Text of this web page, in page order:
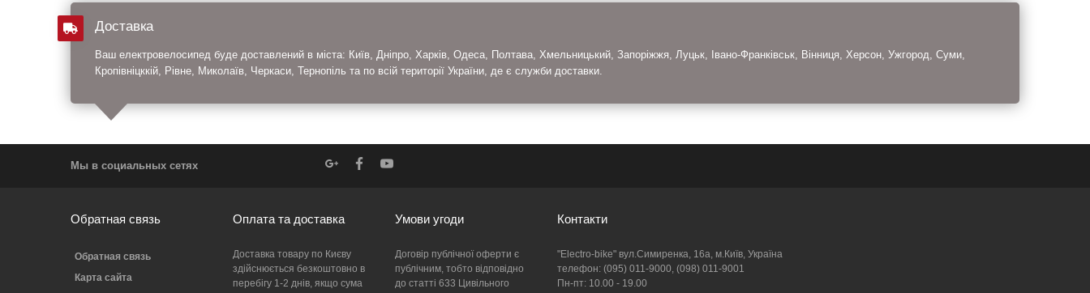
Доставка
Ваш електровелосипед буде доставлений в міста: Київ, Дніпро, Харків, Одеса, Полтава, Хмельницький, Запоріжжя, Луцьк, Івано-Франківськ, Вінниця, Херсон, Ужгород, Суми,
Кропівніцккій, Рівне, Миколаїв, Черкаси, Тернопіль та по всій території України, де є служби доставки.
Мы в социальных сетях
Обратная связь
Обратная связь
Карта сайта
Оплата та доставка
Доставка товару по Києву
здійснюється безкоштовно в
перебігу 1-2 днів, якщо сума
Умови угоди
Договір публічної оферти є
публічним, тобто відповідно
до статті 633 Цивільного
Контакти
"Electro-bike" вул.Симиренка, 16а, м.Київ, Україна
телефон: (095) 011-9000, (098) 011-9001
Пн-пт: 10.00 - 19.00